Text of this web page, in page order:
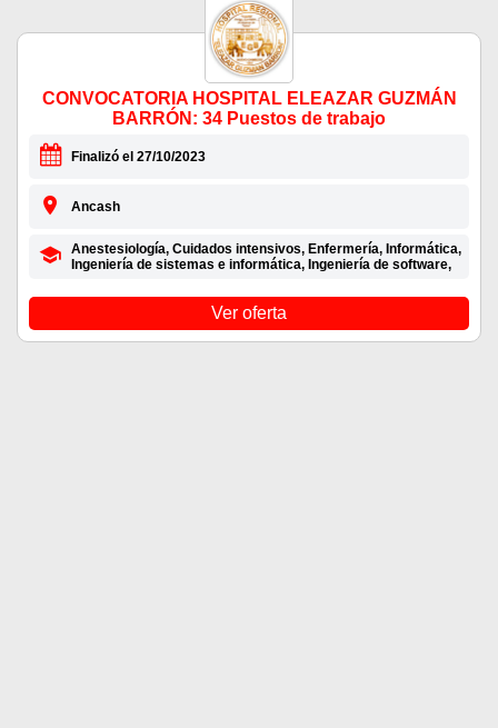
CONVOCATORIA HOSPITAL ELEAZAR GUZMÁN
BARRÓN: 34 Puestos de trabajo
Finalizó el 27/10/2023
Ancash
Anestesiología, Cuidados intensivos, Enfermería, Informática,
Ingeniería de sistemas e informática, Ingeniería de software,
Ver oferta